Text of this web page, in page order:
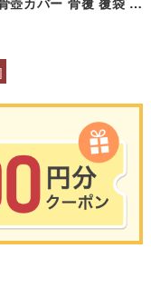
することも可能です。